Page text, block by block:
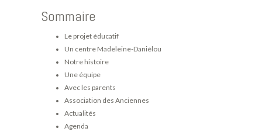
Sommaire
Le projet éducatif
Un centre Madeleine-Daniélou
Notre histoire
Une équipe
Avec les parents
Association des Anciennes
Actualités
Agenda